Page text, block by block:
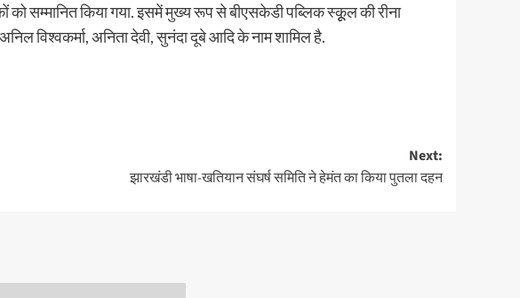
को सम्मानित किया गया. इसमें मुख्य रूप से बीएसकेडी पब्लिक स्कूूल की रीना
विश्वकर्मा, अनिता देवी, सुनंदा दूबे आदि के नाम शामिल है.
Next:
झारखंडी भाषा-खतियान संघर्ष समिति ने हेमंत का किया पुतला दहन